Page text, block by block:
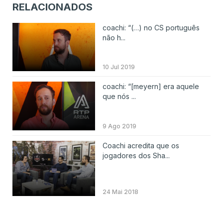
RELACIONADOS
coachi: “(…) no CS português
não h...
10 Jul 2019
coachi: “[meyern] era aquele
que nós ...
9 Ago 2019
Coachi acredita que os
jogadores dos Sha...
24 Mai 2018